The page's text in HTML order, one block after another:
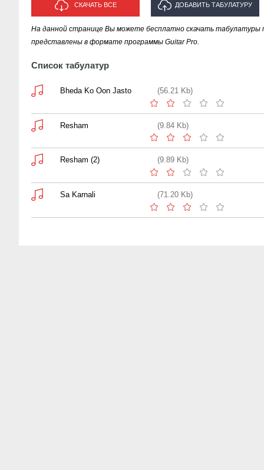
СКАЧАТЬ ВСЕ ДОБАВИТЬ ТАБУЛАТУРУ
ИСПОЛНИТЕЛЯ "NEPATHYA"
На данной странице Вы можете бесплатно скачать табулатуры
представлены в формате программы Guitar Pro.
Список табулатур
Bheda Ko Oon Jasto (56.21 Kb)
Resham (9.84 Kb)
Resham (2) (9.89 Kb)
Sa Karnali (71.20 Kb)